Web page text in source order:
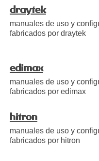
draytek
manuales de uso y
fabricados por draytek
edimax
manuales de uso y
fabricados por edimax
hitron
manuales de uso y
fabricados por hitron